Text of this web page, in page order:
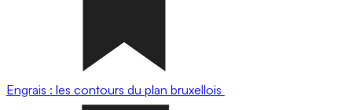
Engrais : les contours du plan bruxellois